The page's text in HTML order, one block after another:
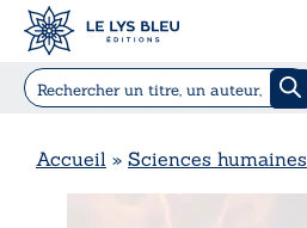
Accueil » Sciences humaines